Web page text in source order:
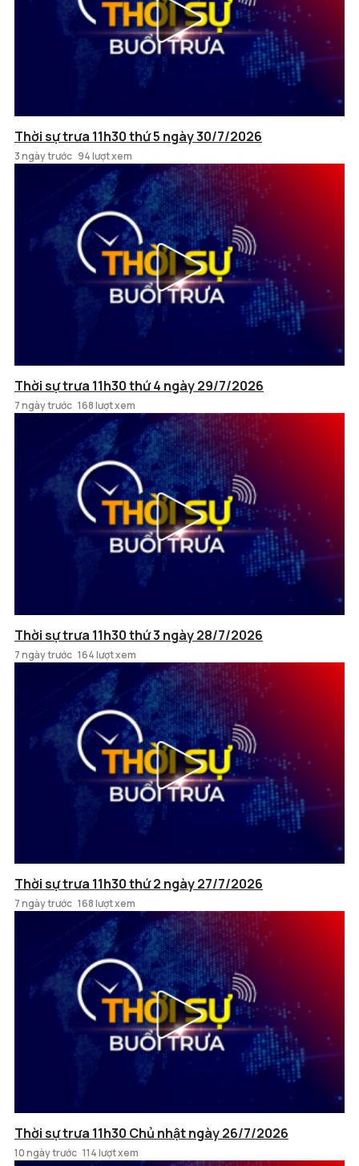
Thời sự trưa 11h30 thứ 5 ngày 30/7/2026
3 ngày trước 94 lượt xem
Thời sự trưa 11h30 thứ 4 ngày 29/7/2026
7 ngày trước 168 lượt xem
Thời sự trưa 11h30 thứ 3 ngày 28/7/2026
7 ngày trước 164 lượt xem
Thời sự trưa 11h30 thứ 2 ngày 27/7/2026
7 ngày trước 168 lượt xem
Thời sự trưa 11h30 Chủ nhật ngày 26/7/2026
10 ngày trước 114 lượt xem